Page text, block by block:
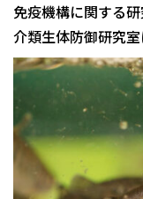
免疫機構に関する
介類生体防御研究室